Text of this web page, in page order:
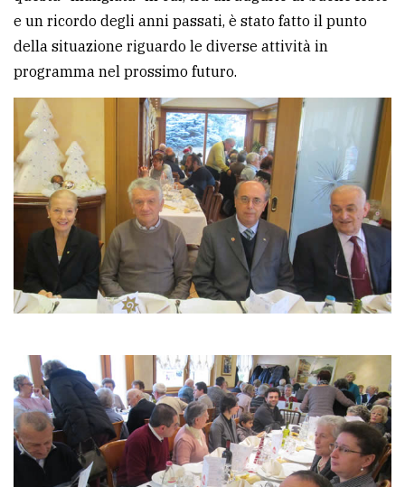
policy
e un ricordo degli anni passati, è stato fatto il punto
della situazione riguardo le diverse attività in
programma nel prossimo futuro.